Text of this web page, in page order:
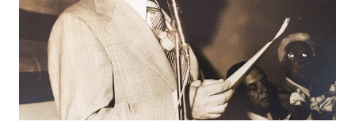
as adversidades que encontrar, revista-se de motivação e
força de vontade, impulsione-se a avançar diariamente e a
todo instante. Encare esses percalços, com o espírito
vencedor que está dotado, as soluções ideais, estão dentro
de ti, ouça sua i...